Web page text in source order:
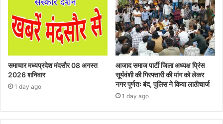
समाचार मध्यप्रदेश मंदसौर 08 अगस्त
2026 शनिवार
1 day ago
आजाद समाज पार्टी जिला अध्यक्ष प्रिंस
सूर्यवंशी की गिरफ्तारी की मांग को लेकर
नगर पूर्णतः बंद, पुलिस ने किया लाठीचार्ज
1 day ago